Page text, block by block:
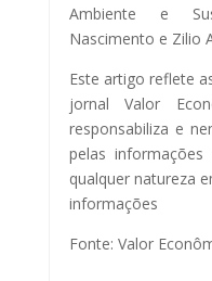
Ambiente e
Nascimento e Zilio
Este artigo reflete
jornal Valor
responsabiliza e
pelas
qualquer natureza
informações
Fonte: Valor